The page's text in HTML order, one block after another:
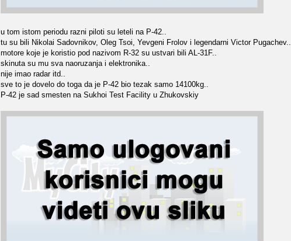
u tom istom periodu razni piloti su leteli na P-42..
tu su bili Nikolai Sadovnikov, Oleg Tsoi, Yevgeni Frolov i legendarni Victor Pugachev..
motore koje je koristio pod nazivom R-32 su ustvari bili AL-31F..
skinuta su mu sva naoruzanja i elektronika..
nije imao radar itd..
sve to je dovelo do toga da je P-42 bio tezak samo 14100kg..
P-42 je sad smesten na Sukhoi Test Facility u Zhukovskiy